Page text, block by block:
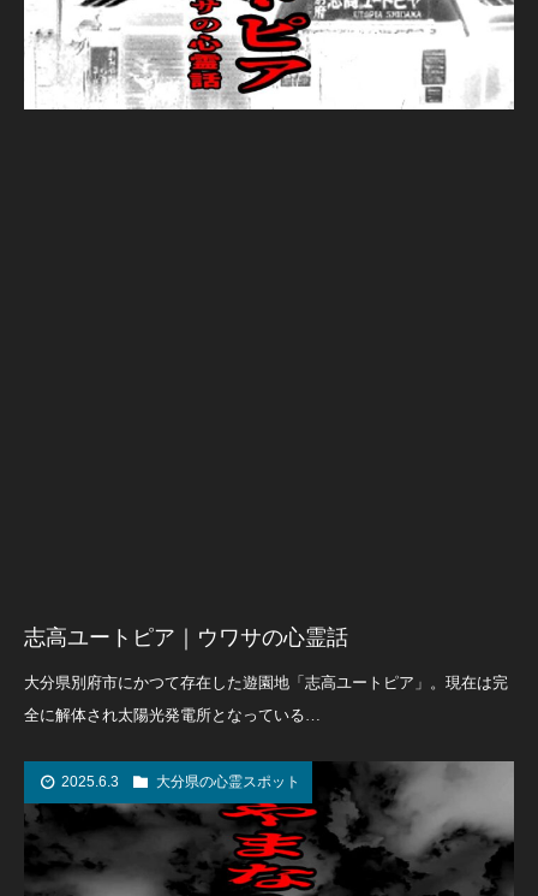
志高ユートピア｜ウワサの心霊話
大分県別府市にかつて存在した遊園地「志高ユートピア」。現在は完
全に解体され太陽光発電所となっている…
2025.6.3 大分県の心霊スポット